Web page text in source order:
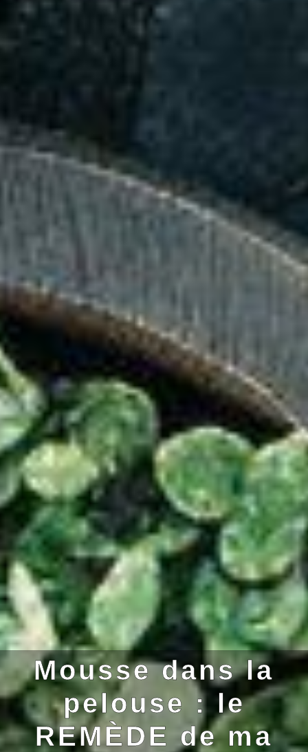
Mousse dans la
pelouse : le
REMÈDE de ma